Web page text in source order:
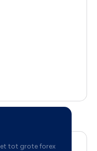
tot grote forex